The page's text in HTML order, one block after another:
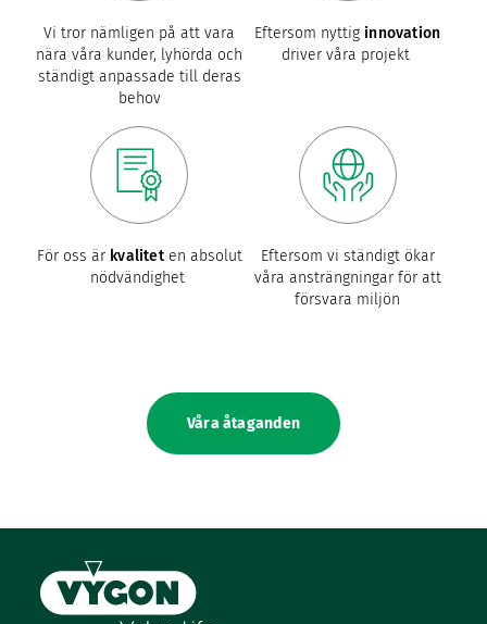
Vi tror nämligen på att vara
nära våra kunder, lyhörda och
ständigt anpassade till deras
behov
Eftersom nyttiginnovation
driver våra projekt
För oss är kvaliteten absolut
nödvändighet
Eftersom vi ständigt ökar
våra ansträngningar för att
försvara miljön
Våra åtaganden